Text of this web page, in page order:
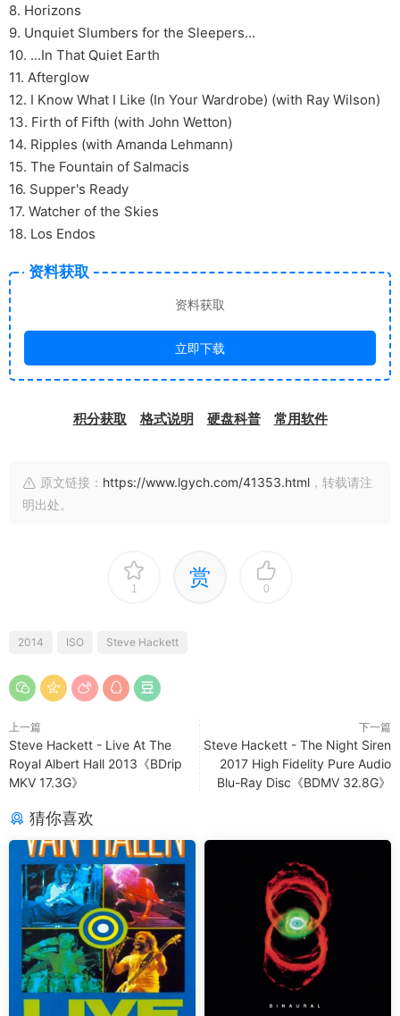
8. Horizons
9. Unquiet Slumbers for the Sleepers...
10. ...In That Quiet Earth
11. Afterglow
12. I Know What I Like (In Your Wardrobe) (with Ray Wilson)
13. Firth of Fifth (with John Wetton)
14. Ripples (with Amanda Lehmann)
15. The Fountain of Salmacis
16. Supper's Ready
17. Watcher of the Skies
18. Los Endos
资料获取
资料获取
立即下载
积分获取 格式说明 硬盘科普 常用软件
原文链接： https://www.lgych.com/41353.html ，转载请注
明出处。
1 赏 0
2014 ISO Steve Hackett
上一篇
Steve Hackett - Live At The
Royal Albert Hall 2013《BDrip
MKV 17.3G》
下一篇
Steve Hackett - The Night Siren
2017 High Fidelity Pure Audio
Blu-Ray Disc《BDMV 32.8G》
猜你喜欢